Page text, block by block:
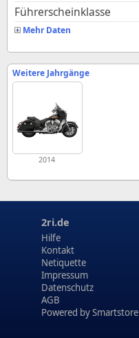
Führerscheinklasse
Mehr Daten
Weitere Jahrgänge
2014
2ri.de
Hilfe
Kontakt
Netiquette
Impressum
Datenschutz
AGB
Powered bySmartstore